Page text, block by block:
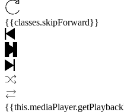
{{classes.skipForward}}